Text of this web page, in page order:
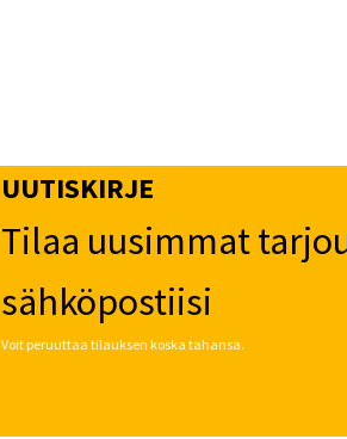
UUTISKIRJE
Tilaa uusimmat
sähköpostiisi
Voit peruuttaa tilauksen koska tahansa.